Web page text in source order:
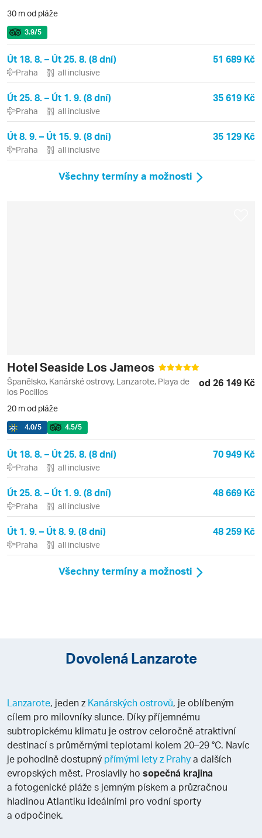
30 m od pláže
3.9/5
Út 18. 8. – Út 25. 8. (8 dní) 51 689 Kč
Praha all inclusive
Út 25. 8. – Út 1. 9. (8 dní) 35 619 Kč
Praha all inclusive
Út 8. 9. – Út 15. 9. (8 dní) 35 129 Kč
Praha all inclusive
Všechny termíny a možnosti
Hotel Seaside Los Jameos
Španělsko, Kanárské ostrovy, Lanzarote, Playa de
los Pocillos
od 26 149 Kč
20 m od pláže
4.0/5 4.5/5
Út 18. 8. – Út 25. 8. (8 dní) 70 949 Kč
Praha all inclusive
Út 25. 8. – Út 1. 9. (8 dní) 48 669 Kč
Praha all inclusive
Út 1. 9. – Út 8. 9. (8 dní) 48 259 Kč
Praha all inclusive
Všechny termíny a možnosti
Dovolená Lanzarote
Lanzarote, jeden z Kanárských ostrovů, je oblíbeným
cílem pro milovníky slunce. Díky příjemnému
subtropickému klimatu je ostrov celoročně atraktivní
destinací s průměrnými teplotami kolem 20–29 °C. Navíc
je pohodlně dostupný přímými lety z Prahya dalších
evropských měst. Proslavily ho sopečná krajina
a fotogenické pláže s jemným pískem a průzračnou
hladinou Atlantiku ideálními pro vodní sporty
a odpočinek.